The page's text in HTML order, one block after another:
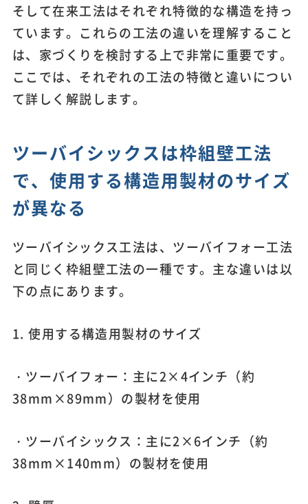
そして在来工法はそれぞれ特徴的な構造を持っ
ています。これらの工法の違いを理解すること
は、家づくりを検討する上で非常に重要です。
ここでは、それぞれの工法の特徴と違いについ
て詳しく解説します。
ツーバイシックスは枠組壁工法
で、使用する構造用製材のサイズ
が異なる
ツーバイシックス工法は、ツーバイフォー工法
と同じく枠組壁工法の一種です。主な違いは以
下の点にあります。
1. 使用する構造用製材のサイズ
・ツーバイフォー：主に2×4インチ（約
38mm×89mm）の製材を使用
・ツーバイシックス：主に2×6インチ（約
38mm×140mm）の製材を使用